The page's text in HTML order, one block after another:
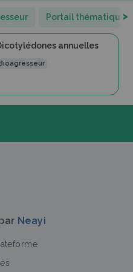
Portail thématique>
annuelles
Neayi